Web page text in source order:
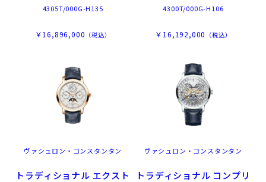
4305T/000G-H135
￥16,896,000 （税込）
4300T/000G-H106
￥16,192,000 （税込）
ヴァシュロン・コンスタンタン
トラディショナル エクスト
ヴァシュロン・コンスタンタン
トラディショナル コンプリ